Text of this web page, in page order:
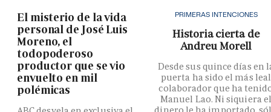
El misterio de la vida
personal de José Luis
Moreno, el
todopoderoso
productor que se vio
envuelto en mil
polémicas
PRIMERAS INTENCIONES
Historia cierta de
Andreu Morell
Desde sus quince días en
puerta ha sido el más leal
colaborador que ha
Manuel Lao. Ni siquiera